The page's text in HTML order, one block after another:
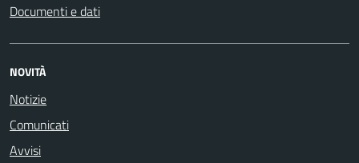
Documenti e dati
NOVITÀ
Notizie
Comunicati
Avvisi